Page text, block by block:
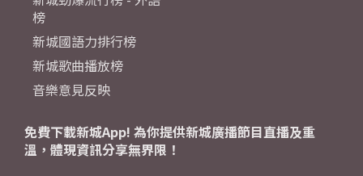
榜
新城國語力排行榜
新城歌曲播放榜
音樂意見反映
免費下載新城App! 為你提供新城廣播節目直播及重
溫，體現資訊分享無界限！